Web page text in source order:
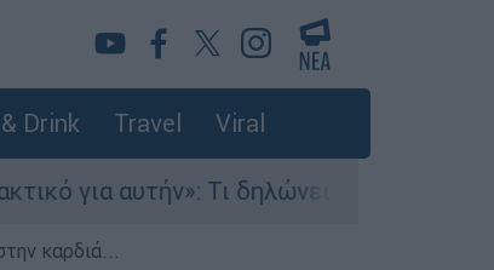
Drink Travel Viral
Τι δηλώνει στο ethnos.gr ο Κώστας
καρδιά...